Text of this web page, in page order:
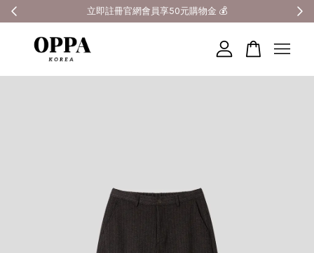
全館滿3000元超商免運 🚚
您的購物車目前還是空的。